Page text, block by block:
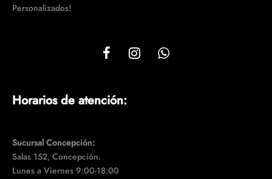
Personalizados!
Horarios de atención:
Sucursal Concepción:
Salas 152, Concepción.
Lunes a Viernes 9:00-18:00